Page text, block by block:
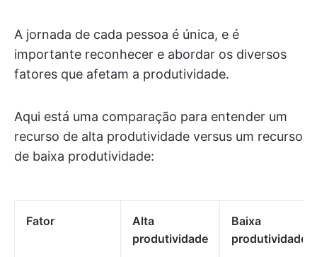
A jornada de cada pessoa é única, e é
importante reconhecer e abordar os diversos
fatores que afetam a produtividade.
Aqui está uma comparação para entender um
recurso de alta produtividade versus um recurso
de baixa produtividade:
Fator
Alta
produtividade
Baixa
produtividade